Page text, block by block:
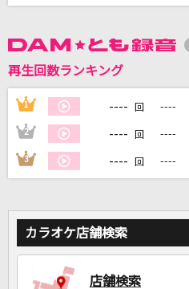
自宅でカラオ
再生回数ランキング
1 ---- 回 ----
2 ---- 回 ----
3 ---- 回 ----
カラオケ店舗検索
店舗検索